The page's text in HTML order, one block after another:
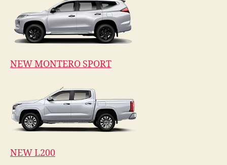
NEW MONTERO SPORT
NEW L200